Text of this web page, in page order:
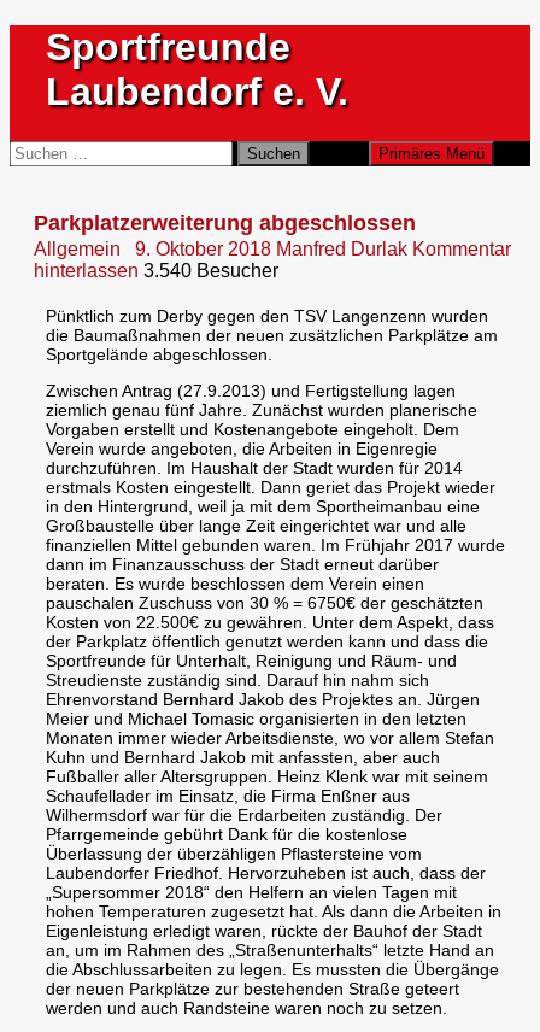
Inhalt
springen
Sportfreunde
Laubendorf e. V.
Suchen Primäres Menü
Suchen
nach:
Parkplatzerweiterung abgeschlossen
Allgemein 9. Oktober 2018 Manfred Durlak Kommentar
hinterlassen 3.540 Besucher
Pünktlich zum Derby gegen den TSV Langenzenn wurden
die Baumaßnahmen der neuen zusätzlichen Parkplätze am
Sportgelände abgeschlossen.
Zwischen Antrag (27.9.2013) und Fertigstellung lagen
ziemlich genau fünf Jahre. Zunächst wurden planerische
Vorgaben erstellt und Kostenangebote eingeholt. Dem
Verein wurde angeboten, die Arbeiten in Eigenregie
durchzuführen. Im Haushalt der Stadt wurden für 2014
erstmals Kosten eingestellt. Dann geriet das Projekt wieder
in den Hintergrund, weil ja mit dem Sportheimanbau eine
Großbaustelle über lange Zeit eingerichtet war und alle
finanziellen Mittel gebunden waren. Im Frühjahr 2017 wurde
dann im Finanzausschuss der Stadt erneut darüber
beraten. Es wurde beschlossen dem Verein einen
pauschalen Zuschuss von 30 % = 6750€ der geschätzten
Kosten von 22.500€ zu gewähren. Unter dem Aspekt, dass
der Parkplatz öffentlich genutzt werden kann und dass die
Sportfreunde für Unterhalt, Reinigung und Räum- und
Streudienste zuständig sind. Darauf hin nahm sich
Ehrenvorstand Bernhard Jakob des Projektes an. Jürgen
Meier und Michael Tomasic organisierten in den letzten
Monaten immer wieder Arbeitsdienste, wo vor allem Stefan
Kuhn und Bernhard Jakob mit anfassten, aber auch
Fußballer aller Altersgruppen. Heinz Klenk war mit seinem
Schaufellader im Einsatz, die Firma Enßner aus
Wilhermsdorf war für die Erdarbeiten zuständig. Der
Pfarrgemeinde gebührt Dank für die kostenlose
Überlassung der überzähligen Pflastersteine vom
Laubendorfer Friedhof. Hervorzuheben ist auch, dass der
„Supersommer 2018“ den Helfern an vielen Tagen mit
hohen Temperaturen zugesetzt hat. Als dann die Arbeiten in
Eigenleistung erledigt waren, rückte der Bauhof der Stadt
an, um im Rahmen des „Straßenunterhalts“ letzte Hand an
die Abschlussarbeiten zu legen. Es mussten die Übergänge
der neuen Parkplätze zur bestehenden Straße geteert
werden und auch Randsteine waren noch zu setzen.